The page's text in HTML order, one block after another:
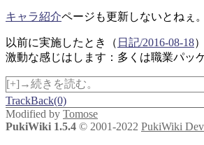
キャラ紹介ページも更新しないとねぇ。
以前に実施したとき（ 日記/2016-08-18
激動な感じはします：多くは職業パッ
[+]→続きを読む。
TrackBack(0)
Modified by Tomose
PukiWiki 1.5.4 © 2001-2022 PukiWiki